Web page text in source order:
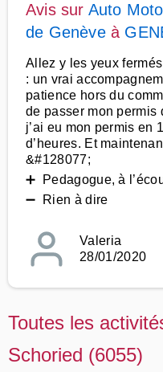
Avis sur Auto
de Genèveà
Allez y les yeux
: un vrai
patience hors du
de passer mon permis
j’ai eu mon permis en
d’heures. Et
&#128077;
➕ Pedagogue, à
➖ Rien à dire
Valeria
28/01/2020
Toutes les
Schoried (6055)